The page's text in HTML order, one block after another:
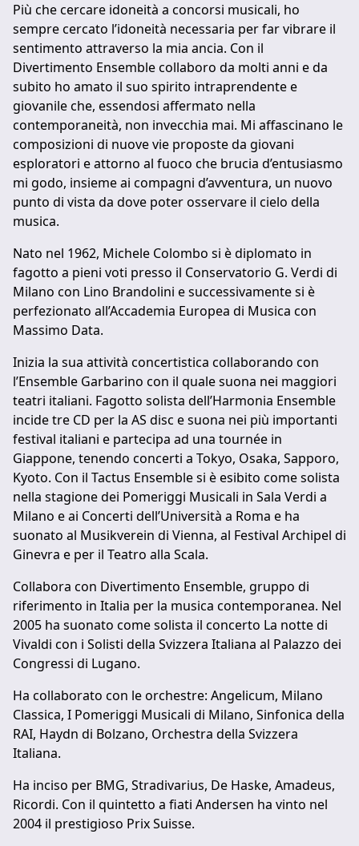
Più che cercare idoneità a concorsi musicali, ho
sempre cercato l’idoneità necessaria per far vibrare il
sentimento attraverso la mia ancia. Con il
Divertimento Ensemble collaboro da molti anni e da
subito ho amato il suo spirito intraprendente e
giovanile che, essendosi affermato nella
contemporaneità, non invecchia mai. Mi affascinano le
composizioni di nuove vie proposte da giovani
esploratori e attorno al fuoco che brucia d’entusiasmo
mi godo, insieme ai compagni d’avventura, un nuovo
punto di vista da dove poter osservare il cielo della
musica.
Nato nel 1962, Michele Colombo si è diplomato in
fagotto a pieni voti presso il Conservatorio G. Verdi di
Milano con Lino Brandolini e successivamente si è
perfezionato all’Accademia Europea di Musica con
Massimo Data.
Inizia la sua attività concertistica collaborando con
l’Ensemble Garbarino con il quale suona nei maggiori
teatri italiani. Fagotto solista dell’Harmonia Ensemble
incide tre CD per la AS disc e suona nei più importanti
festival italiani e partecipa ad una tournée in
Giappone, tenendo concerti a Tokyo, Osaka, Sapporo,
Kyoto. Con il Tactus Ensemble si è esibito come solista
nella stagione dei Pomeriggi Musicali in Sala Verdi a
Milano e ai Concerti dell’Università a Roma e ha
suonato al Musikverein di Vienna, al Festival Archipel di
Ginevra e per il Teatro alla Scala.
Collabora con Divertimento Ensemble, gruppo di
riferimento in Italia per la musica contemporanea. Nel
2005 ha suonato come solista il concerto La notte di
Vivaldi con i Solisti della Svizzera Italiana al Palazzo dei
Congressi di Lugano.
Ha collaborato con le orchestre: Angelicum, Milano
Classica, I Pomeriggi Musicali di Milano, Sinfonica della
RAI, Haydn di Bolzano, Orchestra della Svizzera
Italiana.
Ha inciso per BMG, Stradivarius, De Haske, Amadeus,
Ricordi. Con il quintetto a fiati Andersen ha vinto nel
2004 il prestigioso Prix Suisse.